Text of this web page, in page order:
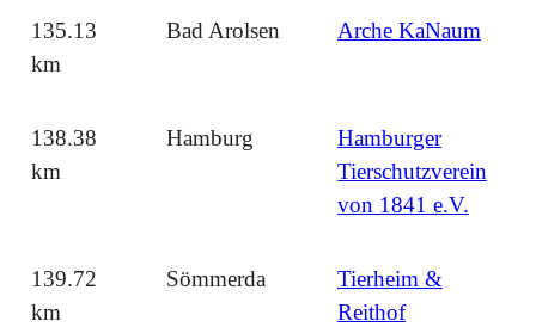
135.13
km
Bad Arolsen Arche KaNaum
138.38
km
Hamburg
Hamburger
Tierschutzverein
von 1841 e.V.
139.72
km
Sömmerda
Tierheim &
Reithof